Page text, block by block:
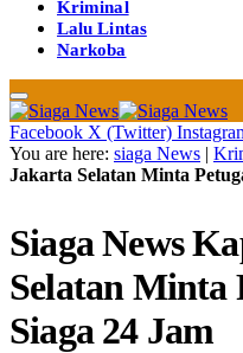
Kriminal
Lalu Lintas
Narkoba
Facebook X (Twitter)
You are here: siaga News |
Jakarta Selatan Minta
Siaga News
Selatan Minta
Siaga 24 Jam